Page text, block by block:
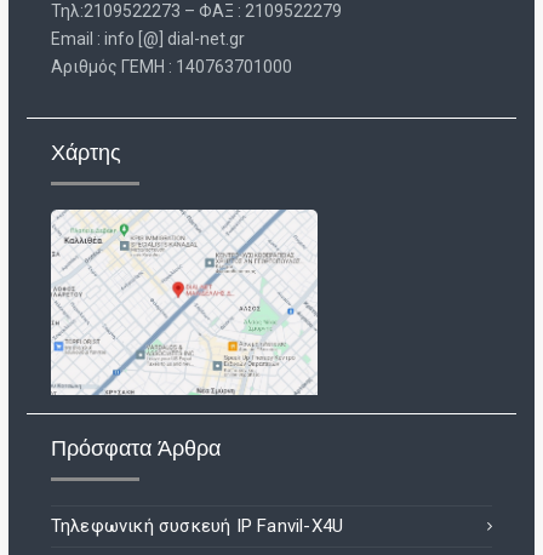
Τηλ:2109522273 – ΦΑΞ : 2109522279
Email : info [@] dial-net.gr
Aριθμός ΓΕΜΗ : 140763701000
Χάρτης
Πρόσφατα Άρθρα
Τηλεφωνική συσκευή IP Fanvil-X4U